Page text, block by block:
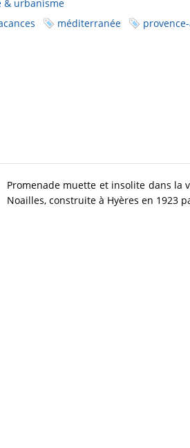
& urbanisme
méditerranée
Promenade muette et insolite dans la
Noailles, construite à Hyères en 1923